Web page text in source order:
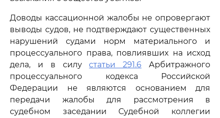
Доводы кассационной жалобы не опровергают
выводы судов, не подтверждают существенных
нарушений судами норм материального и
процессуального права, повлиявших на исход
дела, и в силустатьи 291.6 Арбитражного
процессуального кодекса Российской
Федерации не являются основанием для
передачи жалобы для рассмотрения в
судебном заседании Судебной коллегии